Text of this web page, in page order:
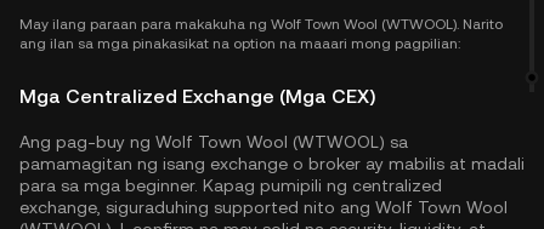
May ilang paraan para makakuha ng Wolf Town Wool (WTWOOL). Narito
ang ilan sa mga pinakasikat na option na maaari mong pagpilian:
Mga Centralized Exchange (Mga CEX)
Ang pag-buy ng Wolf Town Wool (WTWOOL) sa
pamamagitan ng isang exchange o broker ay mabilis at madali
para sa mga beginner. Kapag pumipili ng centralized
exchange, siguraduhing supported nito ang Wolf Town Wool